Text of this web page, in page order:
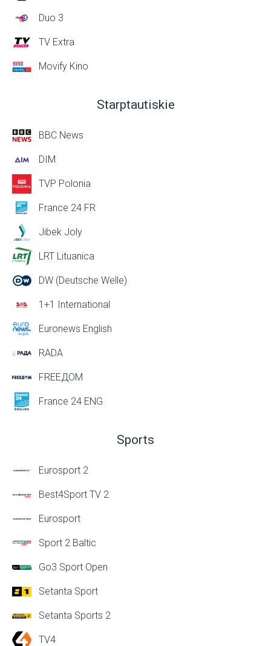
Duo 3
TV Extra
Movify Kino
Starptautiskie
BBC News
DIM
TVP Polonia
France 24 FR
Jibek Joly
LRT Lituanica
DW (Deutsche Welle)
1+1 International
Euronews English
RADA
FREEДОМ
France 24 ENG
Sports
Eurosport 2
Best4Sport TV 2
Eurosport
Sport 2 Baltic
Go3 Sport Open
Setanta Sport
Setanta Sports 2
TV4